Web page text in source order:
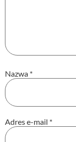
Nazwa *
Adres e-mail *